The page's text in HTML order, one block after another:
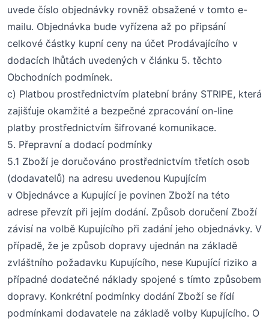
uvede číslo objednávky rovněž obsažené v tomto e-
mailu. Objednávka bude vyřízena až po připsání
celkové částky kupní ceny na účet Prodávajícího v
dodacích lhůtách uvedených v článku 5. těchto
Obchodních podmínek.
c) Platbou prostřednictvím platební brány STRIPE, která
zajišťuje okamžité a bezpečné zpracování on-line
platby prostřednictvím šifrované komunikace.
5. Přepravní a dodací podmínky
5.1 Zboží je doručováno prostřednictvím třetích osob
(dodavatelů) na adresu uvedenou Kupujícím
v Objednávce a Kupující je povinen Zboží na této
adrese převzít při jejím dodání. Způsob doručení Zboží
závisí na volbě Kupujícího při zadání jeho objednávky. V
případě, že je způsob dopravy ujednán na základě
zvláštního požadavku Kupujícího, nese Kupující riziko a
případné dodatečné náklady spojené s tímto způsobem
dopravy. Konkrétní podmínky dodání Zboží se řídí
podmínkami dodavatele na základě volby Kupujícího. O